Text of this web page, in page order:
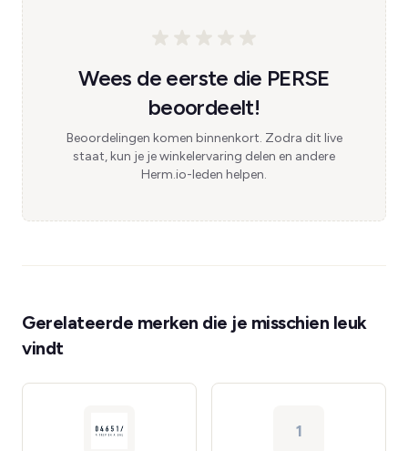
Wees de eerste die PERSE
beoordeelt!
Beoordelingen komen binnenkort. Zodra dit live
staat, kun je je winkelervaring delen en andere
Herm.io-leden helpen.
Gerelateerde merken die je misschien leuk
vindt
1